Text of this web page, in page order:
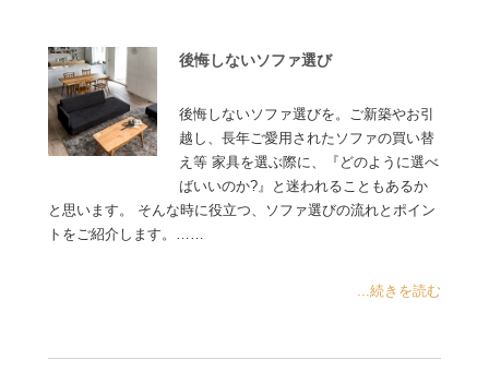
後悔しないソファ選び
後悔しないソファ選びを。ご新築やお引
越し、長年ご愛用されたソファの買い替
え等 家具を選ぶ際に、『どのように選べ
ばいいのか?』と迷われることもあるか
と思います。 そんな時に役立つ、ソファ選びの流れとポイン
トをご紹介します。……
...続きを読む